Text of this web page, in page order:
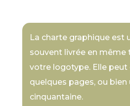
La charte graphique est
souvent livrée en même
votre logotype. Elle
quelques pages, ou bien
cinquantaine.